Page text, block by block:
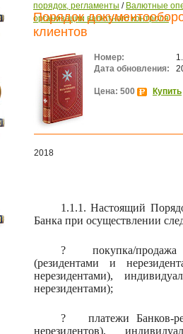
порядок, регламенты / Валютные
организации валютного контроля
Порядок
клиентов
Номер:
Дата обновления:
Цена: 500 Купить
2018
1.1.1. Настоящий
Банка при осуществлении
?
покупка/
(резидентами и
нерезидентами),
нерезидентами);
?
платежи Банков-
нерезидентов),